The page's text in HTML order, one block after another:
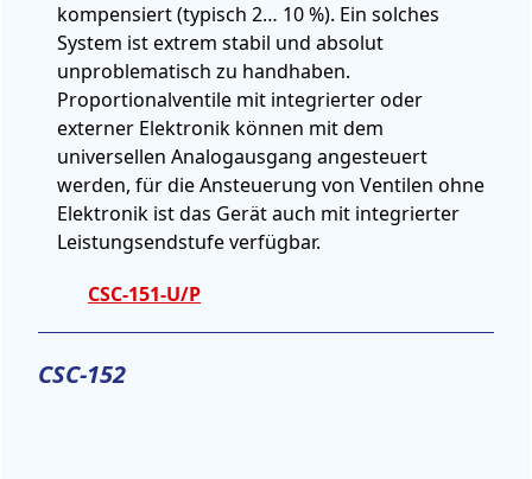
kompensiert (typisch 2… 10 %). Ein solches
System ist extrem stabil und absolut
unproblematisch zu handhaben.
Proportionalventile mit integrierter oder
externer Elektronik können mit dem
universellen Analogausgang angesteuert
werden, für die Ansteuerung von Ventilen ohne
Elektronik ist das Gerät auch mit integrierter
Leistungsendstufe verfügbar.
CSC-151-U/P
CSC-152